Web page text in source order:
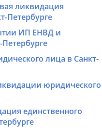
ликвидация
Петербурге
ИП ЕНВД и
лица в Санкт-
юридического
единственного